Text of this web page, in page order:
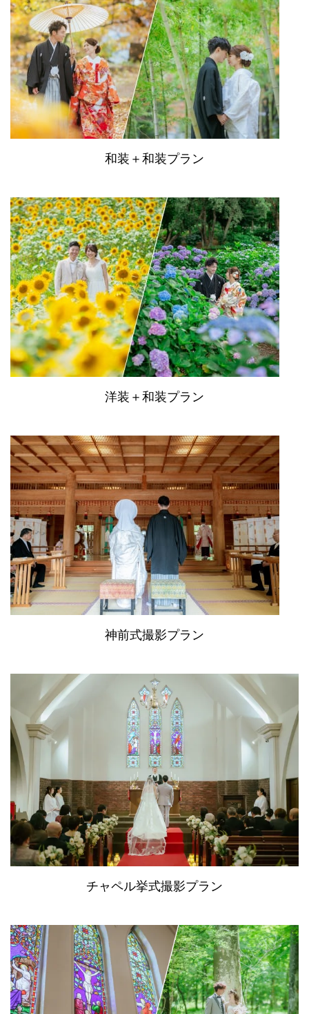
和装＋和装プラン
洋装＋和装プラン
神前式撮影プラン
チャペル挙式撮影プラン